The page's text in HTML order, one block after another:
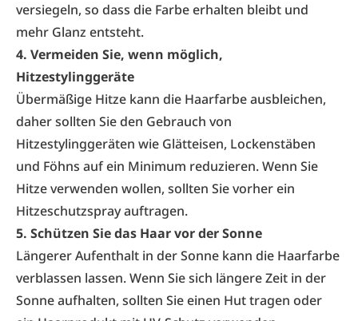
versiegeln, so dass die Farbe erhalten bleibt und
mehr Glanz entsteht.
4. Vermeiden Sie, wenn möglich,
Hitzestylinggeräte
Übermäßige Hitze kann die Haarfarbe ausbleichen,
daher sollten Sie den Gebrauch von
Hitzestylinggeräten wie Glätteisen, Lockenstäben
und Föhns auf ein Minimum reduzieren. Wenn Sie
Hitze verwenden wollen, sollten Sie vorher ein
Hitzeschutzspray auftragen.
5. Schützen Sie das Haar vor der Sonne
Längerer Aufenthalt in derSonne kann die Haarfarbe
verblassen lassen. Wenn Sie sich längere Zeit in der
Sonne aufhalten, sollten Sie einen Hut tragen oder